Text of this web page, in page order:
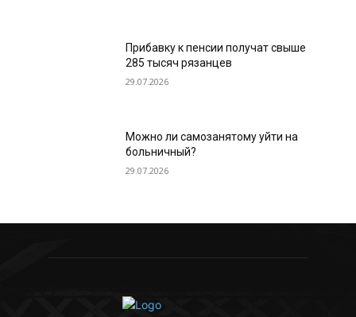
Прибавку к пенсии получат свыше
285 тысяч рязанцев
29.07.2026
Можно ли самозанятому уйти на
больничный?
29.07.2026